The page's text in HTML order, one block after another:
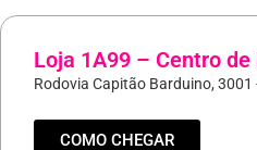
Loja 1A99 – Centro
Rodovia Capitão Barduino,
COMO CHEGAR